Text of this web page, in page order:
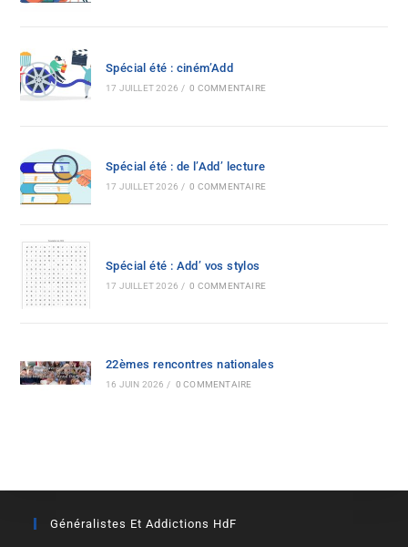
Spécial été : ciném’Add
17 JUILLET 2026 / 0 COMMENTAIRE
Spécial été : de l’Add’ lecture
17 JUILLET 2026 / 0 COMMENTAIRE
Spécial été : Add’ vos stylos
17 JUILLET 2026 / 0 COMMENTAIRE
22èmes rencontres nationales
16 JUIN 2026 / 0 COMMENTAIRE
Généralistes Et Addictions HdF